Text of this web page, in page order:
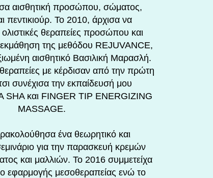
αισθητική προσώπου, σώματος,
πεντικιούρ. Το 2010, άρχισα να
θεραπείες προσώπου και
της μεθόδου REJUVANCE,
αισθητικό Βασιλική Μαρασλή.
με κέρδισαν από την πρώτη
συνέχισα την εκπαίδευσή μου
SHA και FINGER TIP ENERGIZING
MASSAGE.
ένα θεωρητικό και
για την παρασκευή κρεμών
και μαλλιών. Το 2016 συμμετείχα
εφαρμογής μεσοθεραπείας ενώ το